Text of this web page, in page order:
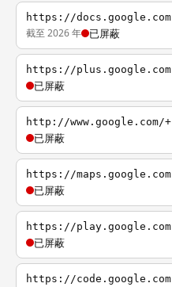
https://docs.google.com
截至 2026 年 已屏蔽
https://plus.google.com
已屏蔽
http://www.google.com/+
已屏蔽
https://maps.google.com
已屏蔽
https://play.google.com
已屏蔽
https://code.google.com